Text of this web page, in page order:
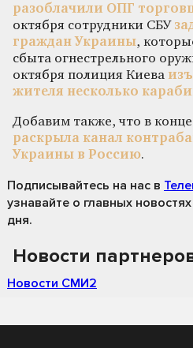
разоблачили ОПГ
октября сотрудники СБУ
граждан Украины,
сбыта огнестрельного
октября полиция Киева
жителя несколько
Добавим также, что в
раскрыла канал
Украины в Россию.
Подписывайтесь на нас в
узнавайте о главных
дня.
Новости
Новости СМИ2